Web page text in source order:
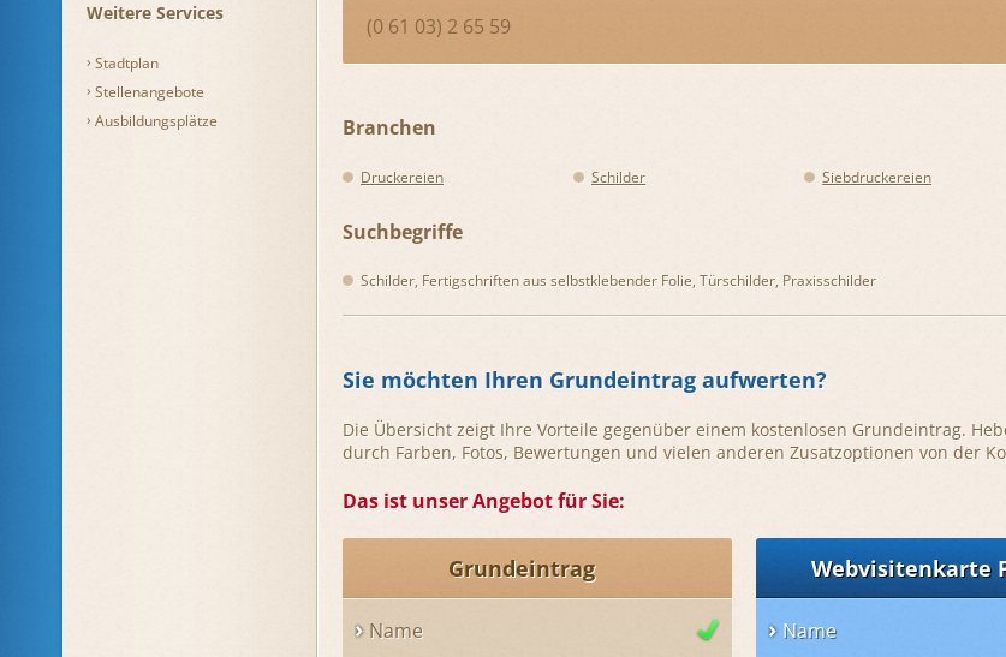
Weitere Services
Stadtplan
Stellenangebote
Ausbildungsplätze
(0 61 03) 2 65 59
Branchen
Druckereien Schilder Siebdruckereien
Suchbegriffe
Schilder, Fertigschriften aus selbstklebender Folie, Türschilder, Praxisschilder
Sie möchten Ihren Grundeintrag aufwerten?
Die Übersicht zeigt Ihre Vorteile gegenüber einem kostenlosen Grundeintrag.
durch Farben, Fotos, Bewertungen und vielen anderen Zusatzoptionen von der
Das ist unser Angebot für Sie:
Grundeintrag
Name
Webvisitenkarte
Name